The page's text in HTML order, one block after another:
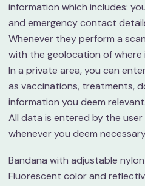
information which includes:
and emergency contact
Whenever they perform a
with the geolocation of where
In a private area, you can
as vaccinations, treatments,
information you deem relevant.
All data is entered by the
whenever you deem
Bandana with adjustable
Fluorescent color and